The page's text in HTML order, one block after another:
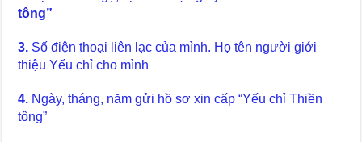
tông”
3. Số điện thoại liên lạc của mình. Họ tên người giới
thiệu Yếu chỉ cho mình
4. Ngày, tháng, năm gửi hồ sơ xin cấp “Yếu chỉ Thiền
tông”